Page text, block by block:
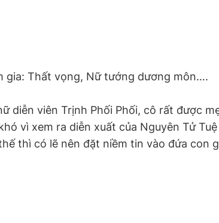
gia: Thất vọng, Nữ tướng dương môn….
diễn viên Trịnh Phối Phối, cô rất được
vì xem ra diễn xuất của Nguyên Tử
thì có lẽ nên đặt niềm tin vào đứa con